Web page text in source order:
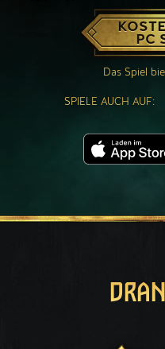
PC
Das Spiel
SPIELE AUCH AUF: